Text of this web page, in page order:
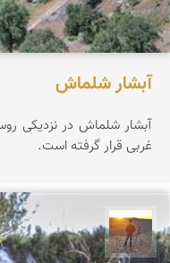
آبشار شلماش
آبشار شلماش در نزدیکی
غربی قرار گرفته است.
مهدی مخلصیان